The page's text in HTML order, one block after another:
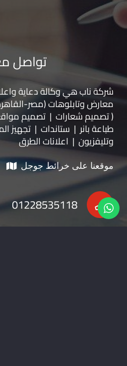
تواصل
شركة ناب هي وكالة دعاية
معارضوتابلوهات(مصر-
( تصميم شعارات | تصميم
طباعة بانر | ستاندات | تجهيز
وتليفزيون | اعلانات الطرق
موقعنا على خرائط جوجل
01228535118